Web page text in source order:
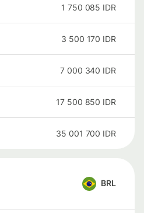
1 750 085 IDR
3 500 170 IDR
7 000 340 IDR
17 500 850 IDR
35 001 700 IDR
BRL